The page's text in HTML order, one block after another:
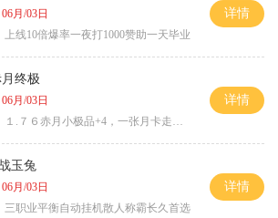
06月/03日
上线10倍爆率一夜打1000赞助一天毕业
详情
月终极
06月/03日
１.７６赤月小极品+4，一张月卡走天涯b
详情
玉兔
06月/03日
三职业平衡自动挂机散人称霸长久首选
详情